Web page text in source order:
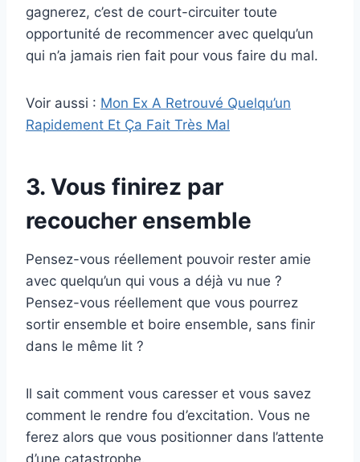
gagnerez, c’est de court-circuiter toute
opportunité de recommencer avec quelqu’un
qui n’a jamais rien fait pour vous faire du mal.
Voir aussi : Mon Ex A Retrouvé Quelqu’un
Rapidement Et Ça Fait Très Mal
3. Vous finirez par
recoucher ensemble
Pensez-vous réellement pouvoir rester amie
avec quelqu’un qui vous a déjà vu nue ?
Pensez-vous réellement que vous pourrez
sortir ensemble et boire ensemble, sans finir
dans le même lit ?
Il sait comment vous caresser et vous savez
comment le rendre fou d’excitation. Vous ne
ferez alors que vous positionner dans l’attente